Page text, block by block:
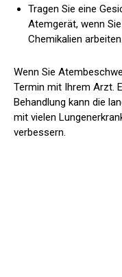
Tragen Sie eine
Atemgerät, wenn
Chemikalien arbeiten.
Wenn Sie
Termin mit Ihrem Arzt.
Behandlung kann die
mit vielen
verbessern.